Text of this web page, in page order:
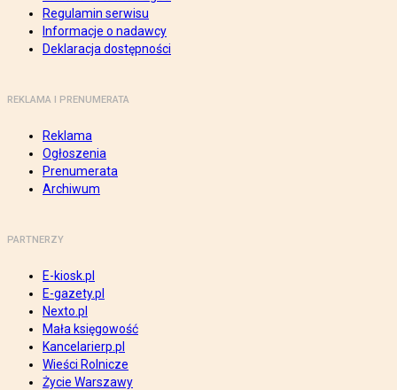
Regulamin serwisu
Informacje o nadawcy
Deklaracja dostępności
REKLAMA I PRENUMERATA
Reklama
Ogłoszenia
Prenumerata
Archiwum
PARTNERZY
E-kiosk.pl
E-gazety.pl
Nexto.pl
Mała księgowość
Kancelarierp.pl
Wieści Rolnicze
Życie Warszawy